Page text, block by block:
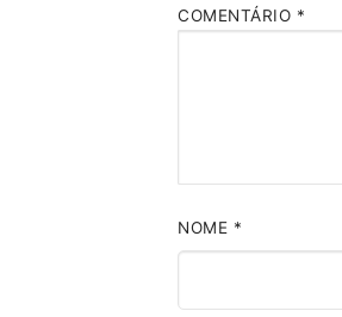
COMENTÁRIO *
NOME *